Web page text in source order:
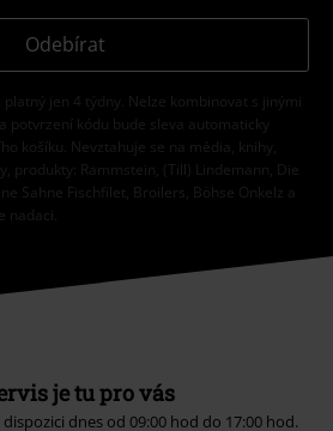
Odebírat
jen 4 týdny. Nelze kombinovat s jinými
potvrzení kódu bude sleva automaticky
košíku. Nevztahuje se na média, knihy,
produkty: Rammstein, (Till) Lindemann, Die
Sahne Fischfilet, Broilers, Böhse Onkelz a
nadaci.
je tu pro vás
dnes od 09:00 hod do 17:00 hod.